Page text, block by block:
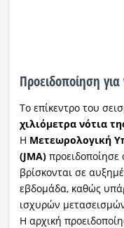
Προειδοποίηση
Το επίκεντρο του
χιλιόμετρα νότια
Η Μετεωρολογική
(JMA)προειδοποίησε
βρίσκονται σε
εβδομάδα, καθώς
ισχυρών
Η αρχική